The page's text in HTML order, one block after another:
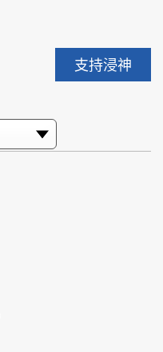
支持浸神